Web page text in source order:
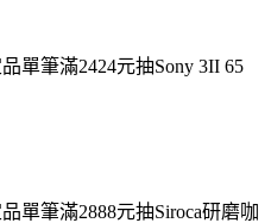
單筆滿2424元抽Sony 3II 65
單筆滿2888元抽Siroca研磨咖